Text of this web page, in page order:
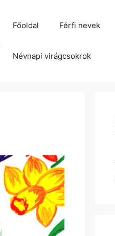
Főoldal Férfi nevek
Névnapi virágcsokrok